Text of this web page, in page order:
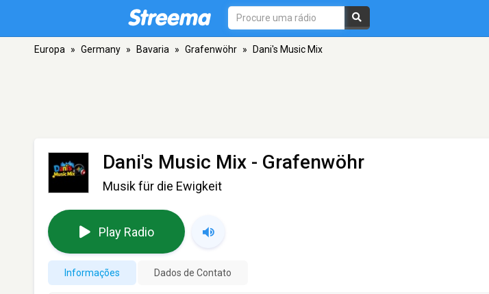
Europa » Germany » Bavaria » Grafenwöhr » Dani's Music Mix
Dani's Music Mix - Grafenwöhr
Musik für die Ewigkeit
Play Radio
Informações Dados de Contato